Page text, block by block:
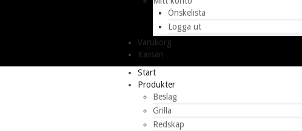
Önskelista
Logga ut
Varukorg
Kassan
Start
Produkter
Beslag
Grilla
Redskap